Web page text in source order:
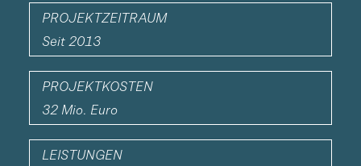
PROJEKTZEITRAUM
Seit 2013
PROJEKTKOSTEN
32 Mio. Euro
LEISTUNGEN